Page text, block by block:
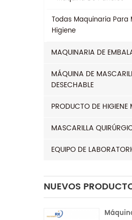
Todas Maquinaria Para
Higiene
MAQUINARIA DE
MÁQUINA DE
DESECHABLE
PRODUCTO DE HIGIENE
MASCARILLA
EQUIPO DE
NUEVOS